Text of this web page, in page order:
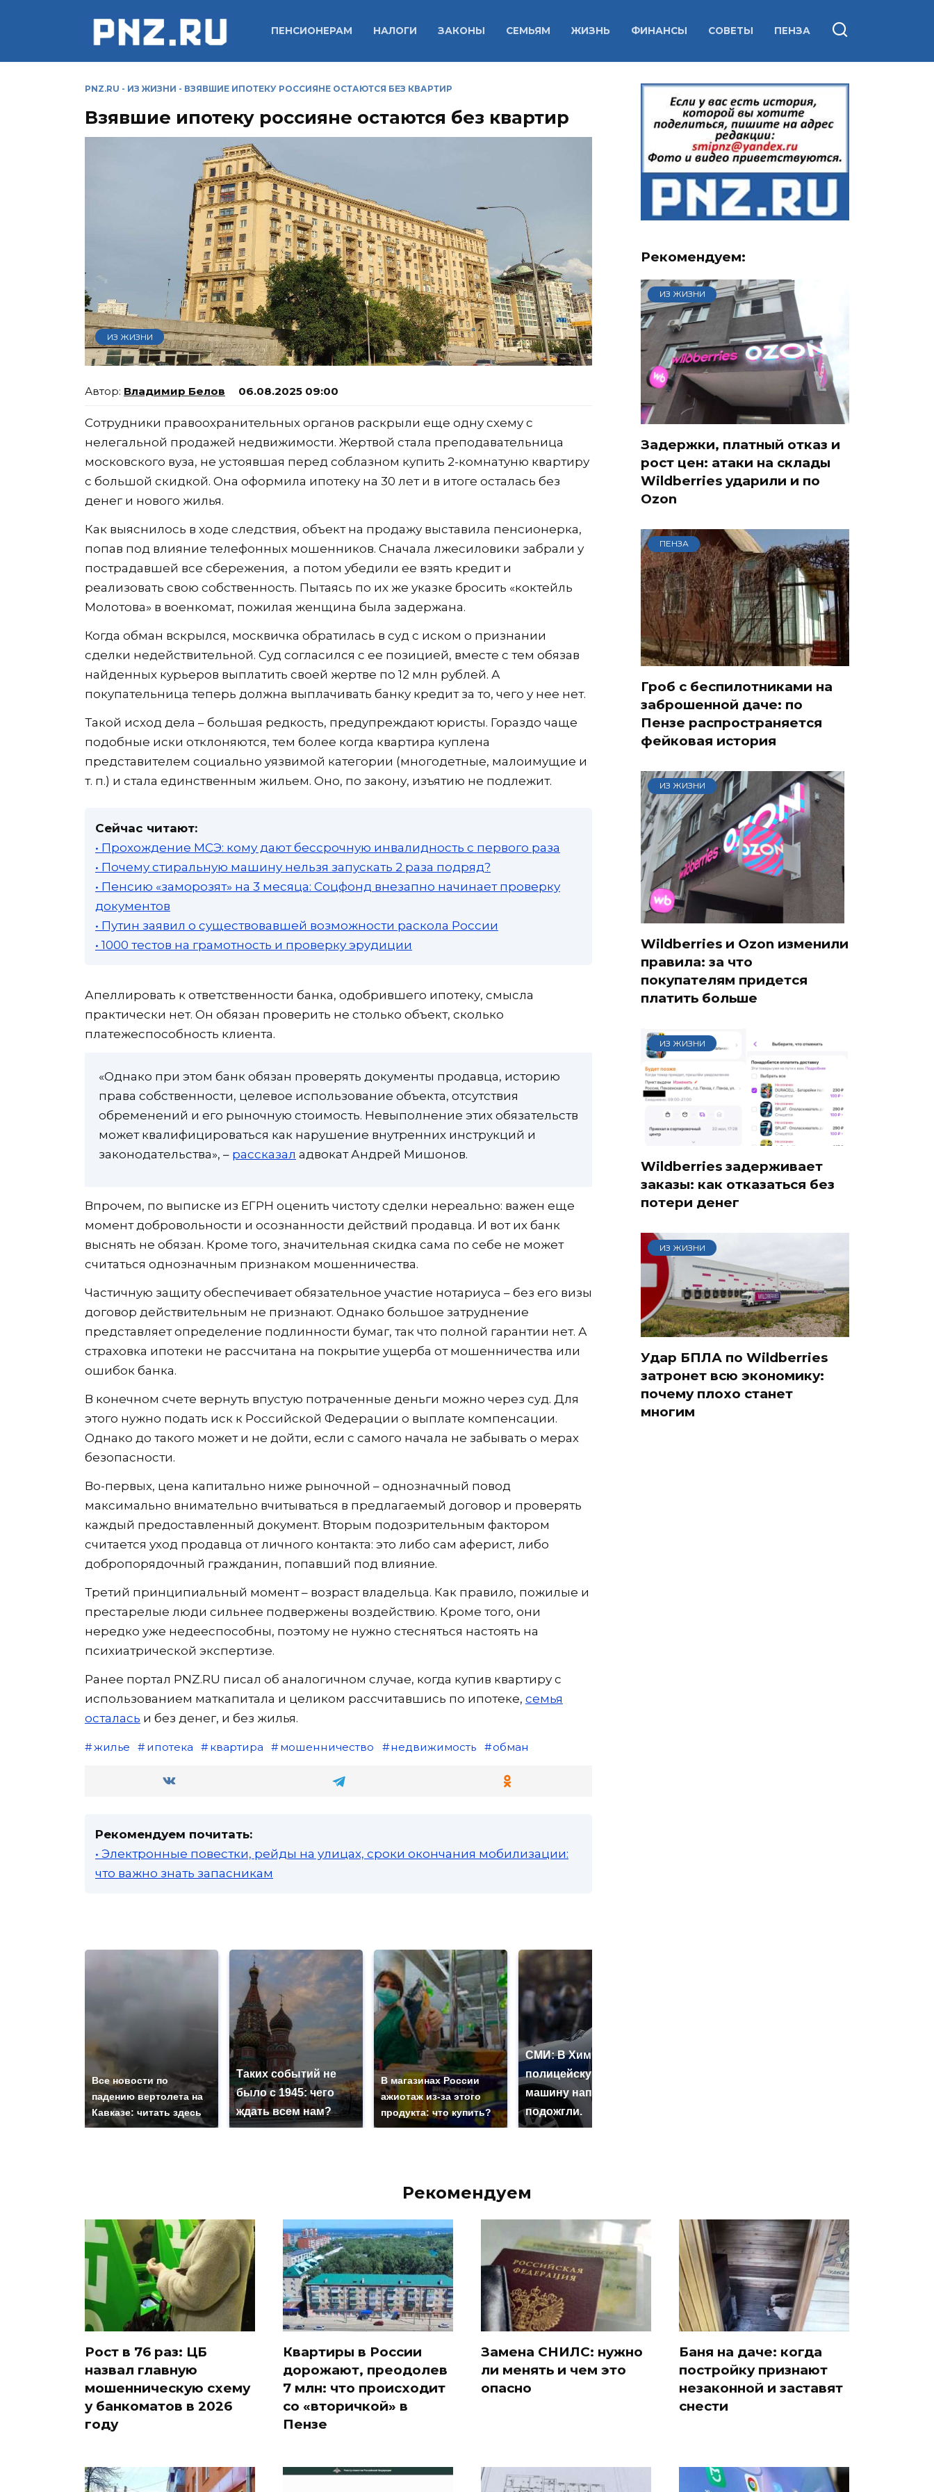
ПЕНСИОНЕРАМ НАЛОГИ ЗАКОНЫ СЕМЬЯМ ЖИЗНЬ ФИНАНСЫ СОВЕТЫ ПЕНЗА
PNZ.RU - ИЗ ЖИЗНИ - ВЗЯВШИЕ ИПОТЕКУ РОССИЯНЕ ОСТАЮТСЯ БЕЗ КВАРТИР
Взявшие ипотеку россияне остаются без квартир
ИЗ ЖИЗНИ
Владимир Белов 06.08.2025 09:00
Сотрудники правоохранительных органов раскрыли еще одну схему с
нелегальной продажей недвижимости. Жертвой стала преподавательница
московского вуза, не устоявшая перед соблазном купить 2-комнатуню квартиру
с большой скидкой. Она оформила ипотеку на 30 лет и в итоге осталась без
денег и нового жилья.
Как выяснилось в ходе следствия, объект на продажу выставила пенсионерка,
попав под влияние телефонных мошенников. Сначала лжесиловики забрали у
пострадавшей все сбережения, а потом убедили ее взять кредит и
реализовать свою собственность. Пытаясь по их же указке бросить «коктейль
Молотова» в военкомат, пожилая женщина была задержана.
Когда обман вскрылся, москвичка обратилась в суд с иском о признании
сделки недействительной. Суд согласился с ее позицией, вместе с тем обязав
найденных курьеров выплатить своей жертве по 12 млн рублей. А
покупательница теперь должна выплачивать банку кредит за то, чего у нее нет.
Такой исход дела – большая редкость, предупреждают юристы. Гораздо чаще
подобные иски отклоняются, тем более когда квартира куплена
представителем социально уязвимой категории (многодетные, малоимущие и
т. п.) и стала единственным жильем. Оно, по закону, изъятию не подлежит.
Сейчас читают:
• Прохождение МСЭ: кому дают бессрочную инвалидность с первого раза
• Почему стиральную машину нельзя запускать 2 раза подряд?
• Пенсию «заморозят» на 3 месяца: Соцфонд внезапно начинает проверку
документов
• Путин заявил о существовавшей возможности раскола России
• 1000 тестов на грамотность и проверку эрудиции
Апеллировать к ответственности банка, одобрившего ипотеку, смысла
практически нет. Он обязан проверить не столько объект, сколько
платежеспособность клиента.
«Однако при этом банк обязан проверять документы продавца, историю
права собственности, целевое использование объекта, отсутствия
обременений и его рыночную стоимость. Невыполнение этих обязательств
может квалифицироваться как нарушение внутренних инструкций и
законодательства», – рассказал адвокат Андрей Мишонов.
Впрочем, по выписке из ЕГРН оценить чистоту сделки нереально: важен еще
момент добровольности и осознанности действий продавца. И вот их банк
выснять не обязан. Кроме того, значительная скидка сама по себе не может
считаться однозначным признаком мошенничества.
Частичную защиту обеспечивает обязательное участие нотариуса – без его визы
договор действительным не признают. Однако большое затруднение
представляет определение подлинности бумаг, так что полной гарантии нет. А
страховка ипотеки не рассчитана на покрытие ущерба от мошенничества или
ошибок банка.
В конечном счете вернуть впустую потраченные деньги можно через суд. Для
этого нужно подать иск к Российской Федерации о выплате компенсации.
Однако до такого может и не дойти, если с самого начала не забывать о мерах
безопасности.
Во-первых, цена капитально ниже рыночной – однозначный повод
максимально внимательно вчитываться в предлагаемый договор и проверять
каждый предоставленный документ. Вторым подозрительным фактором
считается уход продавца от личного контакта: это либо сам аферист, либо
добропорядочный гражданин, попавший под влияние.
Третий принципиальный момент – возраст владельца. Как правило, пожилые и
престарелые люди сильнее подвержены воздействию. Кроме того, они
нередко уже недееспособны, поэтому не нужно стесняться настоять на
психиатрической экспертизе.
Ранее портал PNZ.RU писал об аналогичном случае, когда купив квартиру с
использованием маткапитала и целиком рассчитавшись по ипотеке, семья
осталась и без денег, и без жилья.
жилье ипотека квартира мошенничество недвижимость обман
Рекомендуем почитать:
• Электронные повестки, рейды на улицах, сроки окончания мобилизации:
что важно знать запасникам
Все новости по
падению вертолета на
Кавказе: читать здесь
Таких событий не
было с 1945: чего
ждать всем нам?
В магазинах России
ажиотаж из-за этого
продукта: что купить?
СМИ: В Химках на
полицейскую
машину напали и
подожгли.
Рекомендуем:
ИЗ ЖИЗНИ
Задержки, платный отказ и
рост цен: атаки на склады
Wildberries ударили и по
Ozon
ПЕНЗА
Гроб с беспилотниками на
заброшенной даче: по
Пензе распространяется
фейковая история
ИЗ ЖИЗНИ
Wildberries и Ozon изменили
правила: за что
покупателям придется
платить больше
ИЗ ЖИЗНИ
Wildberries задерживает
заказы: как отказаться без
потери денег
ИЗ ЖИЗНИ
Удар БПЛА по Wildberries
затронет всю экономику:
почему плохо станет
многим
Рекомендуем
Рост в 76 раз: ЦБ
назвал главную
мошенническую схему
у банкоматов в 2026
году
Квартиры в России
дорожают, преодолев
7 млн: что происходит
со «вторичкой» в
Пензе
Замена СНИЛС: нужно
ли менять и чем это
опасно
Баня на даче: когда
постройку признают
незаконной и заставят
снести